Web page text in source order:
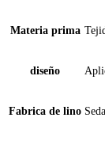
Materia prima
diseño
Fabrica de lino